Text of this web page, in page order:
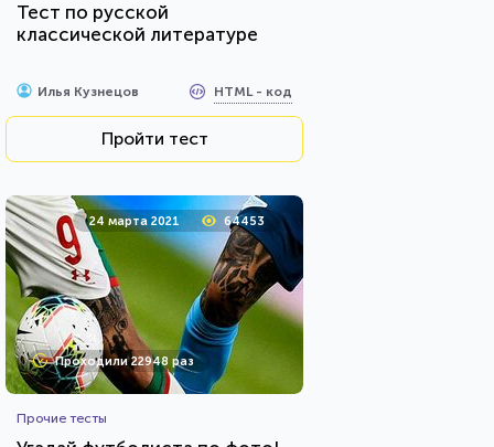
Тест по русской
классической литературе
Илья Кузнецов HTML - код
Пройти тест
24 марта 2021 64453
Проходили 22948 раз
Прочие тесты